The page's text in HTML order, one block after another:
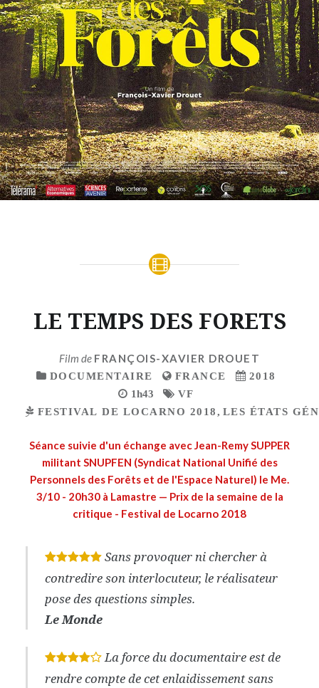
LE TEMPS DES FORETS
Film de FRANÇOIS-XAVIER DROUET
DOCUMENTAIRE FRANCE
2018
1h43
VF
FESTIVAL DE LOCARNO 2018 , LES ÉTATS
Séance suivie d'un échange avec Jean-Remy SUPPER
militant SNUPFEN (Syndicat National Unifié des
Personnels des Forêts et de l'Espace Naturel) le Me.
3/10 - 20h30 à Lamastre — Prix de la semaine de la
critique - Festival de Locarno 2018
* * * * *
Sans provoquer ni chercher à
contredire son interlocuteur, le réalisateur
pose des questions simples.
Le Monde
* * * * La force du documentaire est de
rendre compte de cet enlaidissement sans